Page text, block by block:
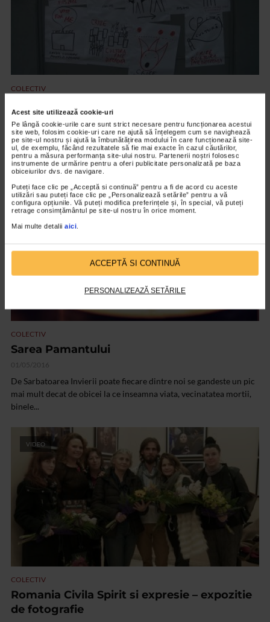
Acest site utilizează cookie-uri
Pe lângă cookie-urile care sunt strict necesare pentru funcționarea acestui
site web, folosim cookie-uri care ne ajută să înțelegem cum se navighează
pe site-ul nostru și ajută la îmbunătățirea modului în care funcționează site-
ul, de exemplu, făcând rezultatele să fie mai exacte în cazul căutărilor,
pentru a măsura performanța site-ului nostru. Partenerii noștri folosesc
instrumente de urmărire pentru a oferi publicitate personalizată pe baza
obiceiurilor dvs. de navigare.
Puteți face clic pe „Acceptă si continuă” pentru a fi de acord cu aceste
utilizări sau puteți face clic pe „Personalizează setările” pentru a vă
configura opțiunile. Vă puteți modifica preferințele și, în special, vă puteți
retrage consimțământul pe site-ul nostru în orice moment.
Mai multe detalii aici.
ACCEPTĂ SI CONTINUĂ
PERSONALIZEAZĂ SETĂRILE
COLECTIV
31/05/2016
Festivalul International de Teatru de la Sibiu se desfasoara in
perioada 25 mai - 3 iunie. Timp de 10 zile participanti din 70 de
tari vor prezenta...
VIDEO
COLECTIV
Sarea Pamantului
01/05/2016
De Sarbatoarea Invierii poate fiecare dintre noi se gandeste un pic
mai mult decat de obicei la ce inseamna viata, vecinatatea mortii,
binele...
VIDEO
COLECTIV
Romania Civila Spirit si expresie – expozitie
de fotografie